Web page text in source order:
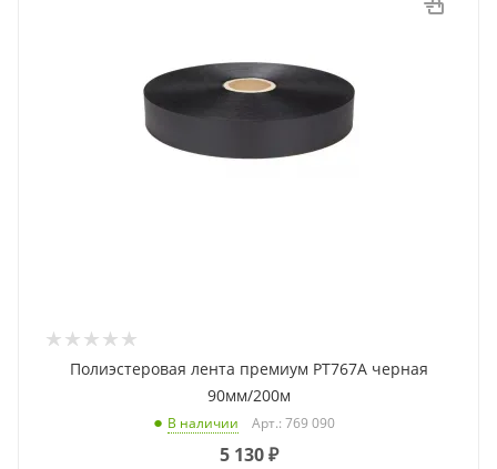
Полиэстеровая лента премиум PT767A черная
90мм/200м
В наличии Арт.: 769 090
5 130₽